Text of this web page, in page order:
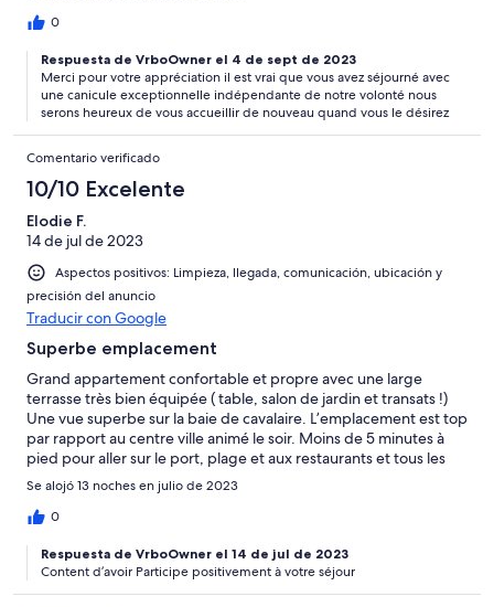
de climatisation dans les chambres. Nous y avons séjourné lors
la chaleur la nuit malgré les ventilateurs. Il n'est pas toujours
facile de trouver une place pour se garer mais comme on a peu
utilisé peu la voiture ça ne nous a pas vraiment gêné. Nous
reviendrons très certainement.
0
Respuesta de VrboOwner el 4 de sept de 2023
Merci pour votre appréciation il est vrai que vous avez séjourné avec
une canicule exceptionnelle indépendante de notre volonté nous
serons heureux de vous accueillir de nouveau quand vous le désirez
Comentario verificado
10/10 Excelente
Elodie F.
14 de jul de 2023
Aspectos positivos: Limpieza, llegada, comunicación, ubicación y
precisión del anuncio
Traducir con Google
Superbe emplacement
Grand appartement confortable et propre avec une large
terrasse très bien équipée ( table, salon de jardin et transats !)
Une vue superbe sur la baie de cavalaire. L’emplacement est top
par rapport au centre ville animé le soir. Moins de 5 minutes à
pied pour aller sur le port, plage et aux restaurants et tous les
commerces à proximité de la résidence. Et à la fois
l’appartement est au calme le soir de toute l’agitation, parfait
pour bien se reposer. Nous y avons passé un superbe séjour
une climatisation. Merci pour cet agréable séjour
Se alojó 13 noches en julio de 2023
0
Respuesta de VrboOwner el 14 de jul de 2023
Content d’avoir Participe positivement à votre séjour